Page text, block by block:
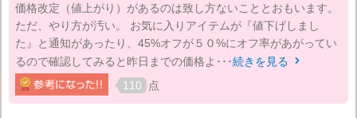
価格改定（値上がり）があるのは致し方ないこととおもいます。
ただ、やり方が汚い。 お気に入りアイテムが『値下げしまし
た』と通知があったり、45%オフが５０%にオフ率があがってい
るので確認してみると昨日までの価格よ･･･続きを見る 
110 点